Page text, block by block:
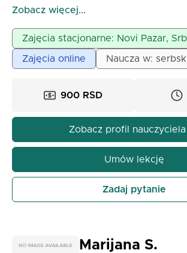
prywatne lekcje zarówno dla szkół
oddana pracy z dziećmi, z którymi
komunikację i sukcesy w nauczaniu.
Zobacz więcej...
Zajęcia stacjonarne: Novi Pazar,
Zajęcia online Naucza w:
900 RSD
Zobacz profil nauczyciela
Umów lekcję
Zadaj pytanie
Marijana S.